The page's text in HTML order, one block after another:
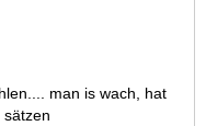
man is wach, hat
sätzen